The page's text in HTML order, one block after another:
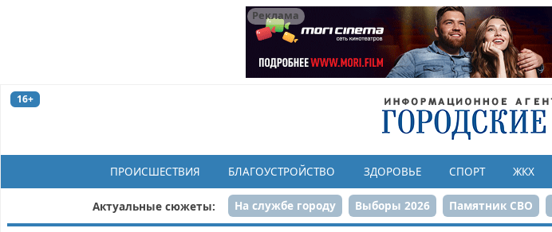
Реклама
16+
ПРОИСШЕСТВИЯ БЛАГОУСТРОЙСТВО ЗДОРОВЬЕ СПОРТ ЖКХ
Актуальные сюжеты: На службе городу Выборы 2026 Памятник СВО